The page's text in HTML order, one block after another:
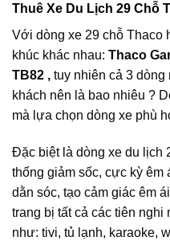
Thuê Xe Du Lịch 29 Chỗ
Với dòng xe 29 chỗ Thaco
khúc khác nhau: Thaco
TB82 , tuy nhiên cả 3
khách nên là bao nhiêu ?
mà lựa chọn dòng xe phù
Đặc biệt là dòng xe du lịch
thống giảm sốc, cực kỳ êm
dằn sóc, tạo cảm giác êm
trang bị tất cả các tiên
như: tivi, tủ lạnh, karaoke,